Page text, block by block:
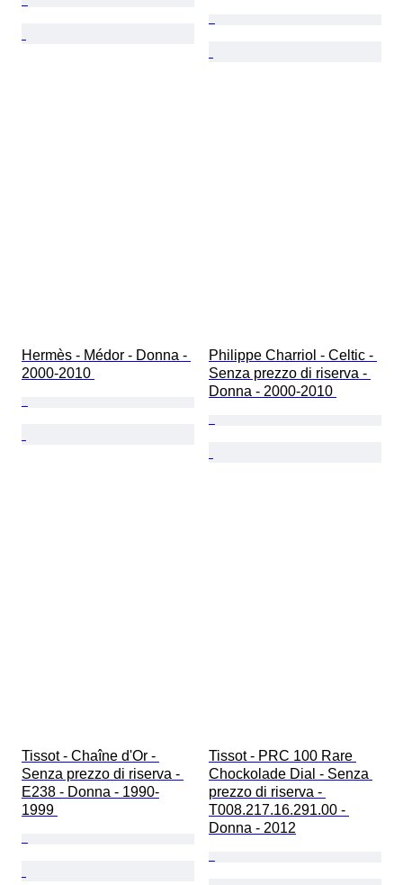
Hermès - Médor - Donna -
2000-2010
Philippe Charriol - Celtic -
Senza prezzo di riserva -
Donna - 2000-2010
Tissot - Chaîne d'Or -
Senza prezzo di riserva -
E238 - Donna - 1990-
1999
Tissot - PRC 100 Rare
Chockolade Dial - Senza
prezzo di riserva -
T008.217.16.291.00 -
Donna - 2012